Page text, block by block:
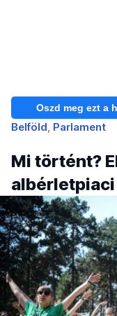
Oszd meg ezt a
Belföld Parlament
Mi történt?
albérletpiaci